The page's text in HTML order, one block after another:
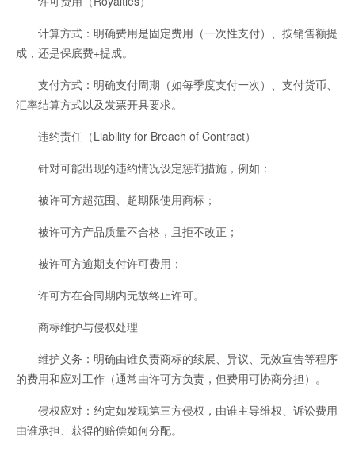
计算方式：明确费用是固定费用（一次性支付）、按销售额提
成，还是保底费+提成。
支付方式：明确支付周期（如每季度支付一次）、支付货币、
汇率结算方式以及发票开具要求。
违约责任（Liability for Breach of Contract）
针对可能出现的违约情况设定惩罚措施，例如：
被许可方超范围、超期限使用商标；
被许可方产品质量不合格，且拒不改正；
被许可方逾期支付许可费用；
许可方在合同期内无故终止许可。
商标维护与侵权处理
维护义务：明确由谁负责商标的续展、异议、无效宣告等程序
的费用和应对工作（通常由许可方负责，但费用可协商分担）。
侵权应对：约定如发现第三方侵权，由谁主导维权、诉讼费用
由谁承担、获得的赔偿如何分配。